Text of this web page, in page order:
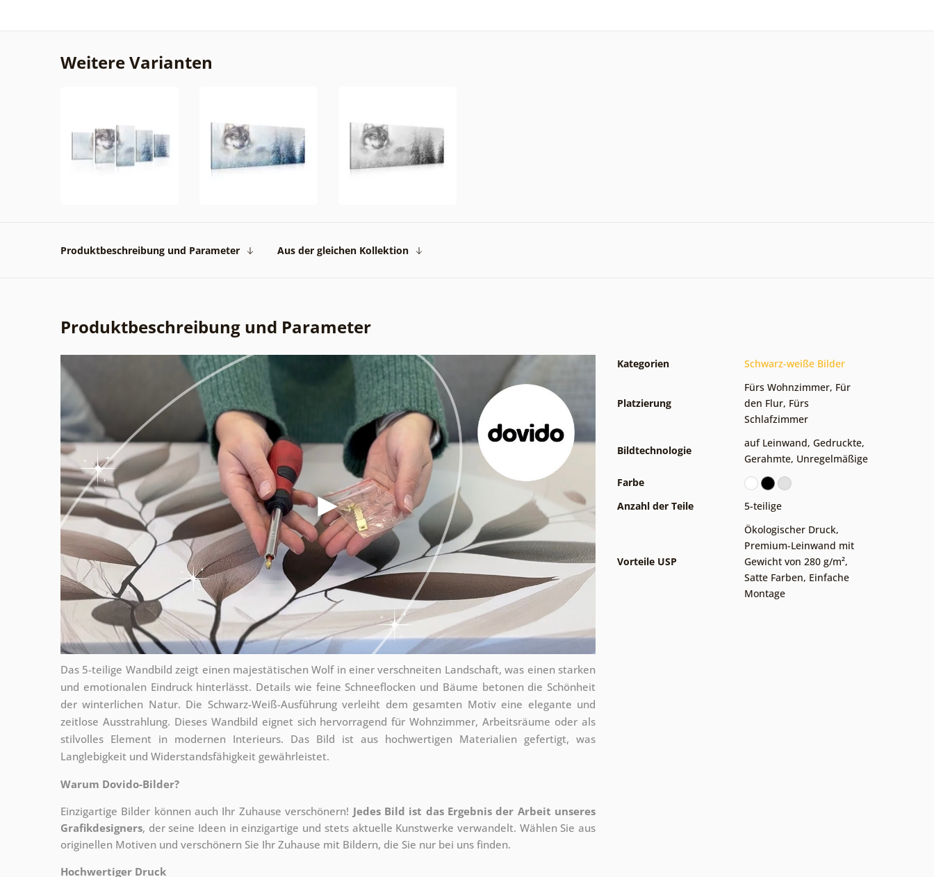
Weitere Varianten
Produktbeschreibung und Parameter Aus der gleichen Kollektion
Produktbeschreibung und Parameter
Das 5-teilige Wandbild zeigt einen majestätischen Wolf in einer verschneiten Landschaft, was einen starken
und emotionalen Eindruck hinterlässt. Details wie feine Schneeflocken und Bäume betonen die Schönheit
der winterlichen Natur. Die Schwarz-Weiß-Ausführung verleiht dem gesamten Motiv eine elegante und
zeitlose Ausstrahlung. Dieses Wandbild eignet sich hervorragend für Wohnzimmer, Arbeitsräume oder als
stilvolles Element in modernen Interieurs. Das Bild ist aus hochwertigen Materialien gefertigt, was
Langlebigkeit und Widerstandsfähigkeit gewährleistet.
Warum Dovido-Bilder?
Einzigartige Bilder können auch Ihr Zuhause verschönern! Jedes Bild ist das Ergebnis der Arbeit unseres
Grafikdesigners, der seine Ideen in einzigartige und stets aktuelle Kunstwerke verwandelt. Wählen Sie aus
originellen Motiven und verschönern Sie Ihr Zuhause mit Bildern, die Sie nur bei uns finden.
Hochwertiger Druck
Kategorien Schwarz-weiße Bilder
Platzierung
Fürs Wohnzimmer, Für
den Flur, Fürs
Schlafzimmer
Bildtechnologie
auf Leinwand, Gedruckte,
Gerahmte, Unregelmäßige
Farbe
Anzahl der Teile
5-teilige
Vorteile USP
Ökologischer Druck,
Premium-Leinwand mit
Gewicht von 280 g/m²,
Satte Farben, Einfache
Montage